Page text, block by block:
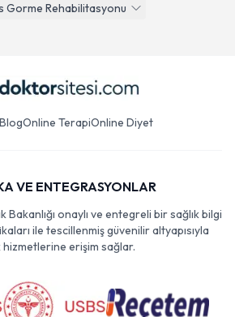
Gorme Rehabilitasyonu
Online TerapiOnline Diyet
VE ENTEGRASYONLAR
onaylı ve entegreli bir sağlık bilgi
ile tescillenmiş güvenilir altyapısıyla
hizmetlerine erişim sağlar.